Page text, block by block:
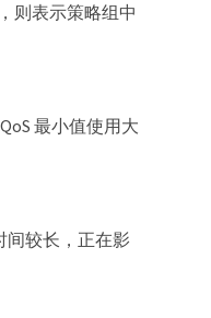
则表示策略组中
最小值使用大
间较长，正在影